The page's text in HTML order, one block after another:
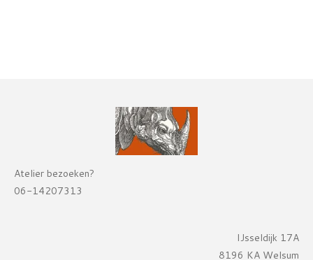
Atelier bezoeken?
06-14207313
IJsseldijk 17A
8196 KA Welsum